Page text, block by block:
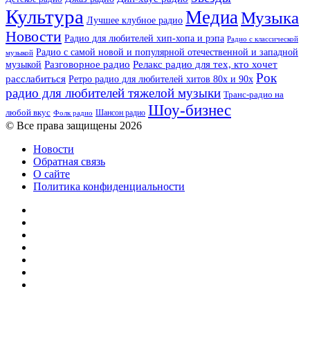
Культура Лучшее клубное радио МедиаМузыка
Новости Радио для любителей хип-хопа и рэпа Радио с классической
музыкой Радио с самой новой и популярной отечественной и западной
музыкой Разговорное радио Релакс радио для тех, кто хочет
расслабиться Ретро радио для любителей хитов 80х и 90х Рок
радио для любителей тяжелой музыки Транс-радио на
любой вкус Фолк радио Шансон радио Шоу-бизнес
© Все права защищены 2026
Новости
Обратная связь
О сайте
Политика конфиденциальности